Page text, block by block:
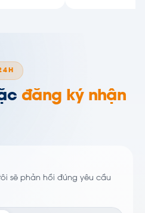
đăng ký nhận
sẽ phản hồi đúng yêu cầu